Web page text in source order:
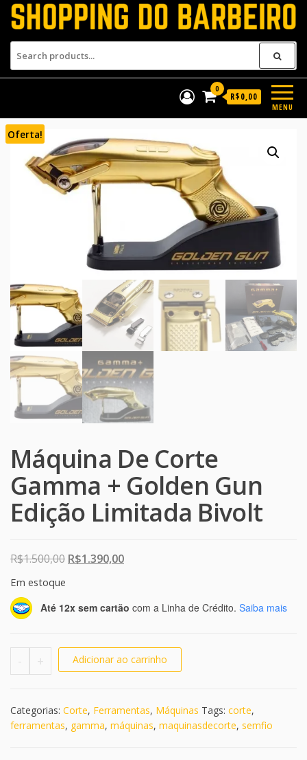
Shopping do BarbeiroProdutos para barbeiros e
MENU
0
R$0,00
Oferta!
Máquina De Corte
Gamma + Golden Gun
Edição Limitada Bivolt
R$1.500,00 O preço original era: R$1.500,00.
R$1.390,00O preço atual é: R$1.390,00.
Em estoque
Até 12x sem cartão com a Linha de Crédito. Saiba mais
- Máquina De Corte Gamma + Golden Gun Edição
+ Adicionar ao carrinho
Categorias: Corte, Ferramentas, Máquinas Tags: corte,
ferramentas, gamma, máquinas, maquinasdecorte, semfio